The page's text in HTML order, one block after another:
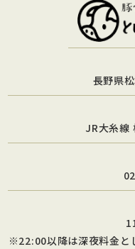
長野県
JR大糸線
※22:00以降は深夜料金と